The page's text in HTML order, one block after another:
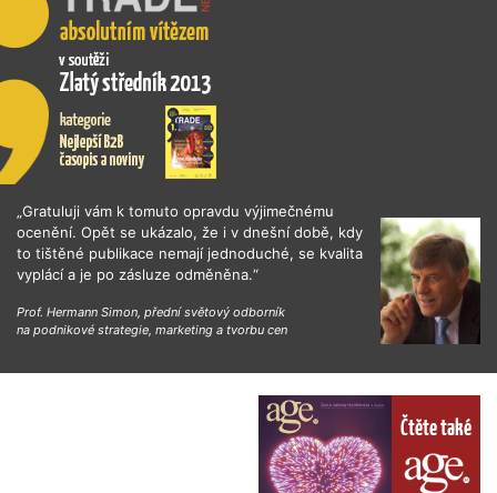
„Gratuluji vám k tomuto opravdu výjimečnému
ocenění. Opět se ukázalo, že i v dnešní době, kdy
to tištěné publikace nemají jednoduché, se kvalita
vyplácí a je po zásluze odměněna.“
Prof. Hermann Simon, přední světový odborník
na podnikové strategie, marketing a tvorbu cen
Čtěte také